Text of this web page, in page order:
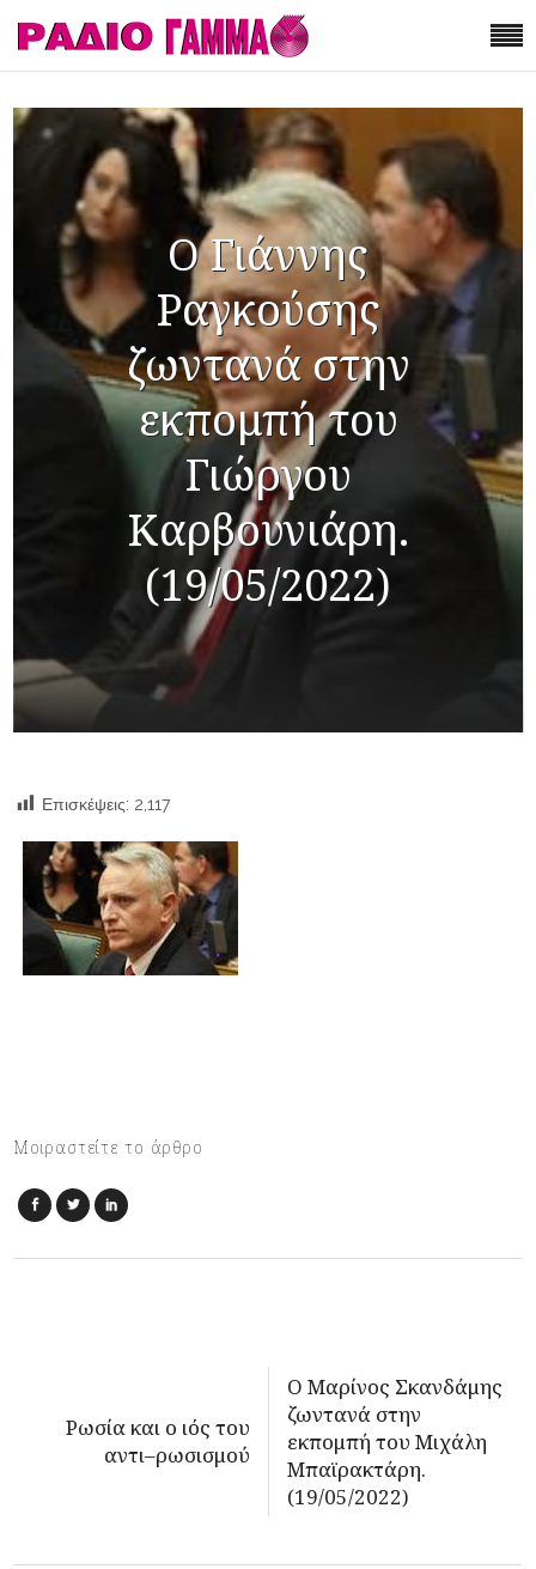
Ο Γιάννης
Ραγκούσης
ζωντανά στην
εκπομπή του
Γιώργου
Καρβουνιάρη.
(19/05/2022)
Επισκέψεις: 2,117
Μοιραστείτε το άρθρο
Ρωσία και ο ιός του
αντι–ρωσισμού
Ο Μαρίνος Σκανδάμης
ζωντανά στην
εκπομπή του Μιχάλη
Μπαϊρακτάρη.
(19/05/2022)